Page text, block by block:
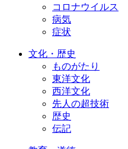
コロナウイルス
病気
症状
文化・歴史
ものがたり
東洋文化
西洋文化
先人の超技術
歴史
伝記